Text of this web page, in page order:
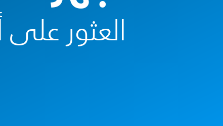
العثور